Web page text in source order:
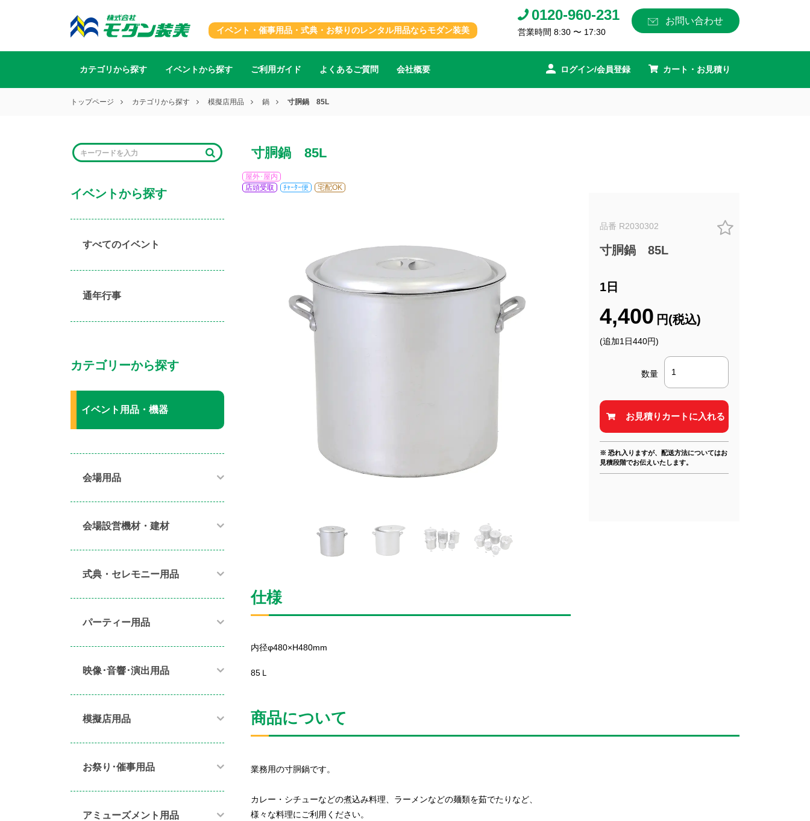
イベント・催事用品・式典・お祭りのレンタル用品ならモダン装美
0120-960-231
営業時間 8:30 〜 17:30
お問い合わせ
カテゴリから探す イベントから探す ご利用ガイド よくあるご質問 会社概要 ログイン/会員登録 カート・お見積り
トップページ カテゴリから探す 模擬店用品 鍋 寸胴鍋 85L
イベントから探す
すべてのイベント
通年行事
カテゴリーから探す
イベント用品・機器
会場用品
会場設営機材・建材
式典・セレモニー用品
パーティー用品​
映像･音響･演出用品​
模擬店用品​
お祭り･催事用品​
アミューズメント用品​
寸胴鍋 85L
屋外･屋内
店頭受取
ﾁｬｰﾀｰ便 宅配OK
仕様
内径φ480×H480mm
85Ｌ
品番 R2030302
寸胴鍋 85L
1日
4,400 円(税込)
(追加1日440円)
数量
※ 恐れ入りますが、配送方法についてはお
見積段階でお伝えいたします。
商品について
業務用の寸胴鍋です。
カレー・シチューなどの煮込み料理、ラーメンなどの麺類を茹でたりなど、
様々な料理にご利用ください。